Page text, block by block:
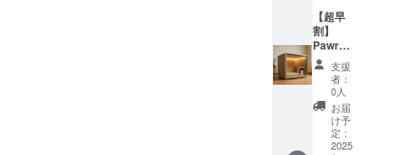
ラー展
開：黒
【超早
割】
Pawrad
iseミニ
サイズ×
ステッ
カー ・
Pawrad
iseミニ
サイズ
支援
者：
0人
お届
け予
定：
2025